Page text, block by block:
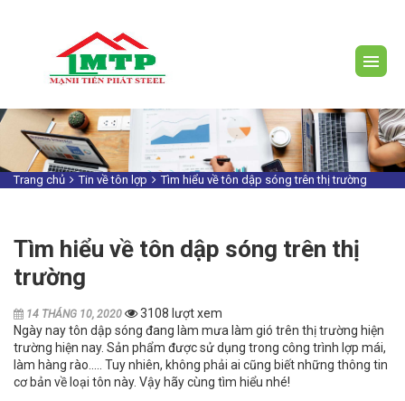
Trang chủ Tin về tôn lợp Tìm hiểu về tôn dập sóng trên thị trường
Tìm hiểu về tôn dập sóng trên thị
trường
14 THÁNG 10, 2020
3108 lượt xem
Ngày nay tôn dập sóng đang làm mưa làm gió trên thị trường hiện
trường hiện nay. Sản phẩm được sử dụng trong công trình lợp mái,
làm hàng rào….. Tuy nhiên, không phải ai cũng biết những thông tin
cơ bản về loại tôn này. Vậy hãy cùng tìm hiểu nhé!